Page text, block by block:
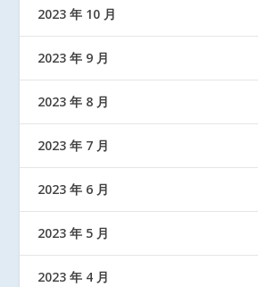
2023 年 10 月
2023 年 9 月
2023 年 8 月
2023 年 7 月
2023 年 6 月
2023 年 5 月
2023 年 4 月